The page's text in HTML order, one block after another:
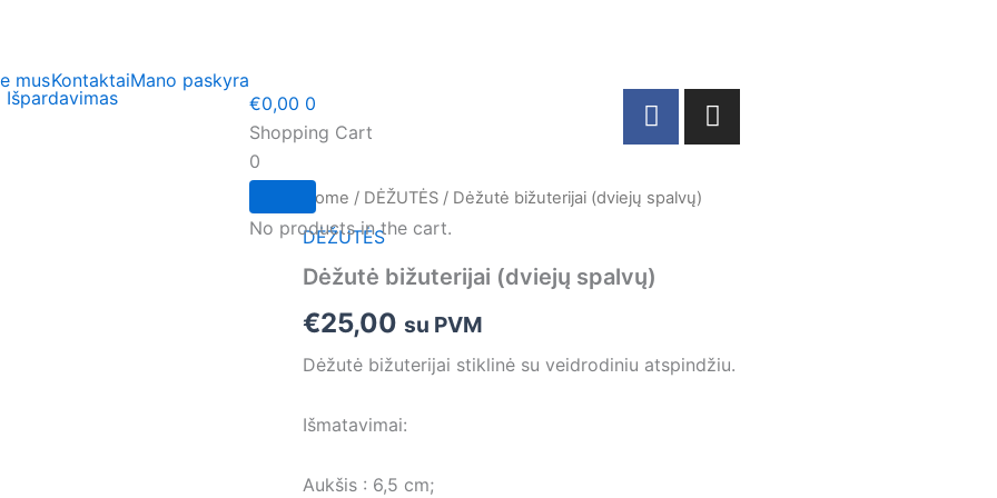
musKontaktaiMano paskyra
Išpardavimas
€0,00 0
Shopping Cart
0
No products in the cart.
F
a
b
o
k
I
n
Home / DĖŽUTĖS / Dėžutė bižuterijai (dviejų spalvų)
DĖŽUTĖS
Dėžutė bižuterijai (dviejų spalvų)
€25,00 su PVM
Dėžutė bižuterijai stiklinė su veidrodiniu atspindžiu.
Išmatavimai:
Aukšis : 6,5 cm;